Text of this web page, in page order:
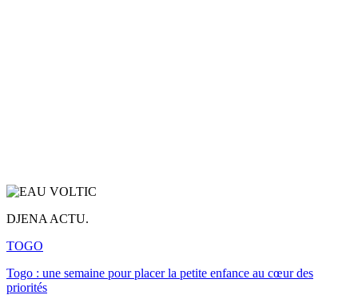
DJENA ACTU.
TOGO
Togo : une semaine pour placer la petite enfance au cœur des
priorités